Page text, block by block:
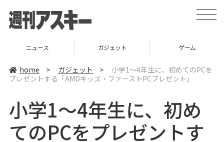
t
o
v
ニュース ガジェット ゲーム
home > ガジェット >
小学1～4年生に、初めてのPCを
プレゼントする「AMDキッズ・ファーストPCプレゼント」
小学1～4年生に、初め
てのPCをプレゼントす